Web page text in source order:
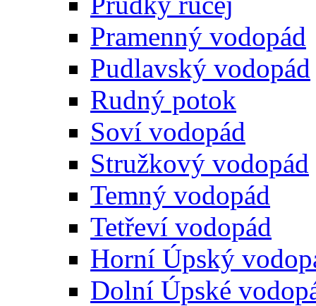
Pramenný vodopád
Pudlavský vodopád
Rudný potok
Soví vodopád
Stružkový vodopád
Temný vodopád
Tetřeví vodopád
Horní Úpský
Dolní Úpské